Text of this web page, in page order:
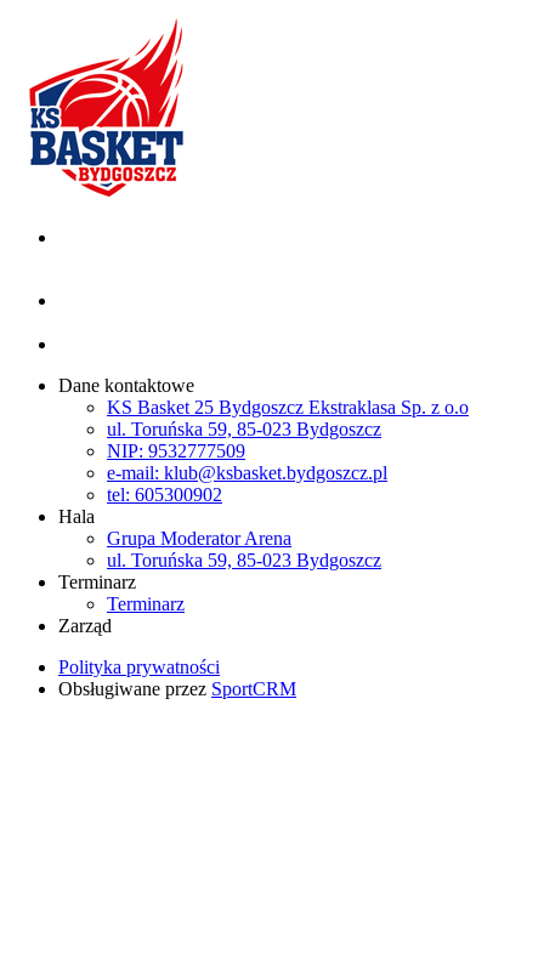
Dane kontaktowe
KS Basket 25 Bydgoszcz Ekstraklasa Sp. z o.o
ul. Toruńska 59, 85-023 Bydgoszcz
NIP: 9532777509
e-mail: klub@ksbasket.bydgoszcz.pl
tel: 605300902
Hala
Grupa Moderator Arena
ul. Toruńska 59, 85-023 Bydgoszcz
Terminarz
Terminarz
Zarząd
Polityka prywatności
Obsługiwane przez SportCRM